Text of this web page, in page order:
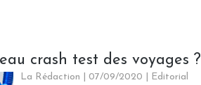
crash test des voyages ?
La Rédaction | 07/09/2020
Editorial